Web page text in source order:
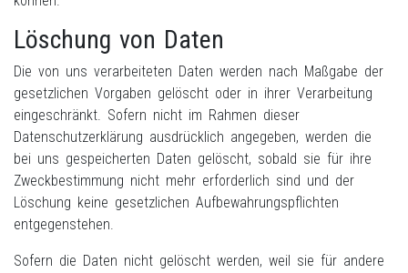
Löschung von Daten
Die von uns verarbeiteten Daten werden nach Maßgabe der
gesetzlichen Vorgaben gelöscht oder in ihrer Verarbeitung
eingeschränkt. Sofern nicht im Rahmen dieser
Datenschutzerklärung ausdrücklich angegeben, werden die
bei uns gespeicherten Daten gelöscht, sobald sie für ihre
Zweckbestimmung nicht mehr erforderlich sind und der
Löschung keine gesetzlichen Aufbewahrungspflichten
entgegenstehen.
Sofern die Daten nicht gelöscht werden, weil sie für andere